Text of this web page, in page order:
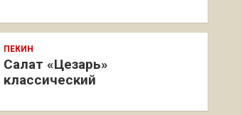
ПЕКИН
Салат «Цезарь»
классический